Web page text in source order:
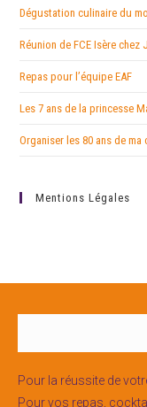
Dégustation culinaire du
Réunion de FCE Isère chez
Repas pour l’équipe EAF
Les 7 ans de la princesse
Organiser les 80 ans de
Mentions Légales
Pour la réussite de
Pour vos repas,